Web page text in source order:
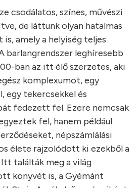
csodálatos, színes, művészi
de láttunk olyan hatalmas
is, amely a helyiség teljes
barlangrendszer leghíresebb
ban az itt élő szerzetes, aki
komplexumot, egy
egy tekercsekkel és
fedezett fel. Ezere nemcsak
fel, hanem például
népszámlálási
élete rajzolódott ki ezekből a
találták meg a világ
könyvét is, a Gyémánt